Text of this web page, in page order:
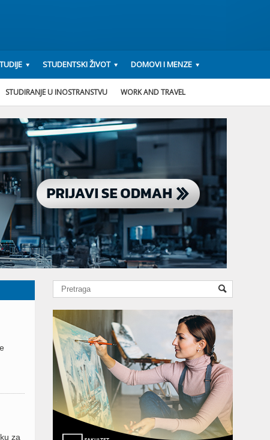
STUDENTSKI ŽIVOT DOMOVI I MENZE
STUDIRANJE U INOSTRANSTVU WORK AND TRAVEL
za